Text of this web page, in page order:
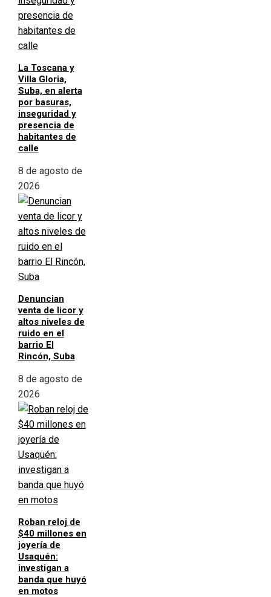
La Toscana y
Villa Gloria,
Suba, en alerta
por basuras,
inseguridad y
presencia de
habitantes de
calle
8 de agosto de
2026
Denuncian
venta de licor y
altos niveles de
ruido en el
barrio El
Rincón, Suba
8 de agosto de
2026
Roban reloj de
$40 millones en
joyería de
Usaquén:
investigan a
banda que huyó
en motos